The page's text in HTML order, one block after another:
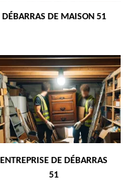
DÉBARRAS DE MAISON 51
ENTREPRISE DE DÉBARRAS
51